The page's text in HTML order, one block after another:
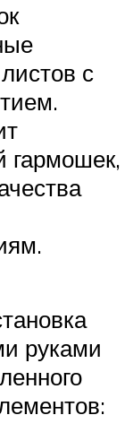
с
гармошек,
руками